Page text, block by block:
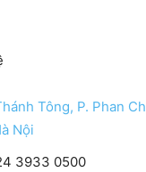
Tông, P. Phan
Nội
3933 0500